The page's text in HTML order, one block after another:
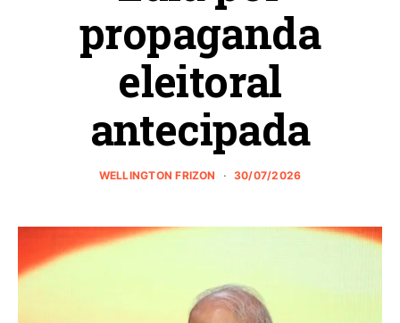
propaganda
eleitoral
antecipada
WELLINGTON FRIZON 30/07/2026